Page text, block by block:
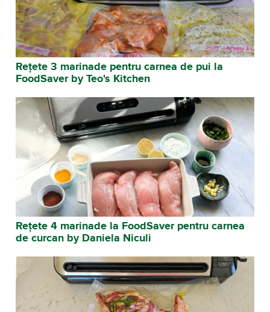
Rețete 3 marinade pentru carnea de pui la
FoodSaver by Teo's Kitchen
Rețete 4 marinade la FoodSaver pentru carnea
de curcan by Daniela Niculi